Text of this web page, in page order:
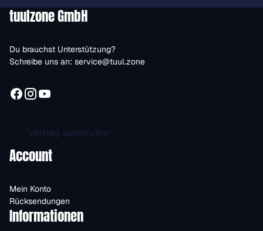
tuulzone GmbH
Du brauchst Unterstützung?
Schreibe uns an: service@tuul.zone
Vertrag widerrufen
Account
Mein Konto
Rücksendungen
Informationen